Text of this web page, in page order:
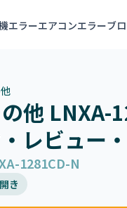
エラーエアコンエラーブ
他 LNXA-
レビュー
1281CD-N
き